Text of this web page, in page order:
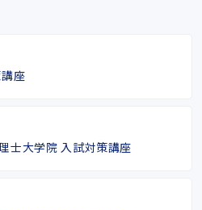
座
士大学院 入試対策講座